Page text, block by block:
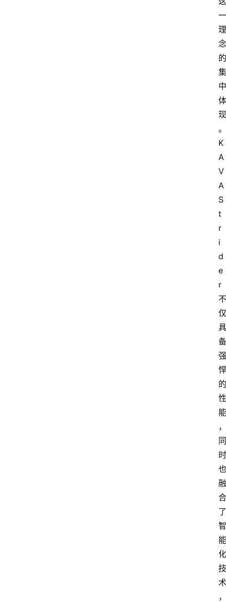
一
理
念
的
集
中
体
现
。
K
A
V
A
S
t
r
i
d
e
r
不
仅
具
备
强
悍
的
性
能
，
同
时
也
融
合
了
智
能
化
技
术
，